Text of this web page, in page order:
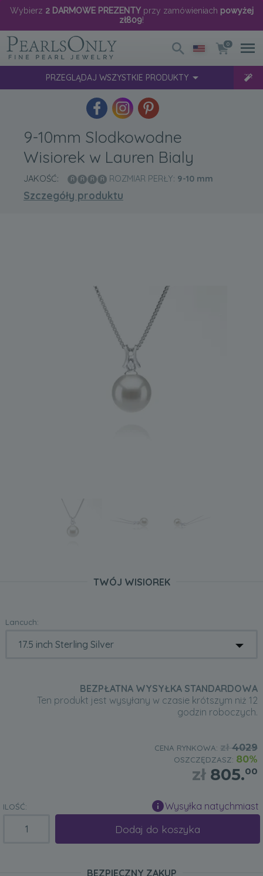
Wybierz 2 DARMOWE PREZENTYprzy zamówieniach powyżej
zł809!
0
PRZEGLĄDAJ WSZYSTKIE PRODUKTY
9-10mm Slodkowodne
Wisiorek w Lauren Bialy
JAKOŚĆ: ROZMIAR PERŁY: 9-10 mm
Szczegóły produktu
TWÓJ WISIOREK
Lancuch:
BEZPŁATNA WYSYŁKA STANDARDOWA
Ten produkt jest wysyłany w czasie krótszym niż 12
godzin roboczych.
CENA RYNKOWA: zł4029
OSZCZĘDZASZ: 80%
zł 805.00
ILOŚĆ: Wysyłka natychmiast
Dodaj do koszyka
BEZPIECZNY ZAKUP